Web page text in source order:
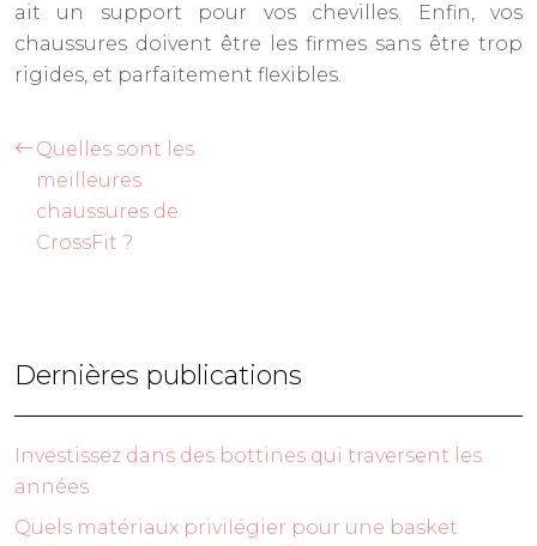
ait un support pour vos chevilles. Enfin, vos
chaussures doivent être les firmes sans être trop
rigides, et parfaitement flexibles.
Quelles sont les
meilleures
chaussures de
CrossFit ?
Dernières publications
Investissez dans des bottines qui traversent les
années
Quels matériaux privilégier pour une basket